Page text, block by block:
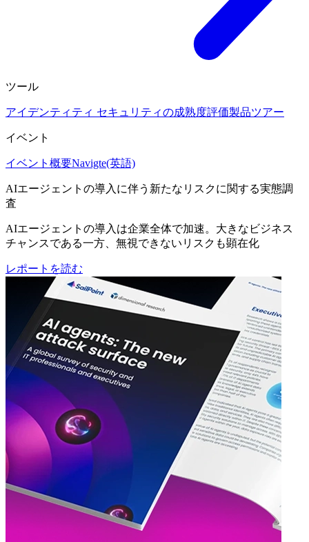
ツール
アイデンティティ セキュリティの成熟度評価製品ツアー
イベント
イベント概要Navigte(英語)
AIエージェントの導入に伴う新たなリスクに関する実態調
査
AIエージェントの導入は企業全体で加速。大きなビジネス
チャンスである一方、無視できないリスクも顕在化
レポートを読む